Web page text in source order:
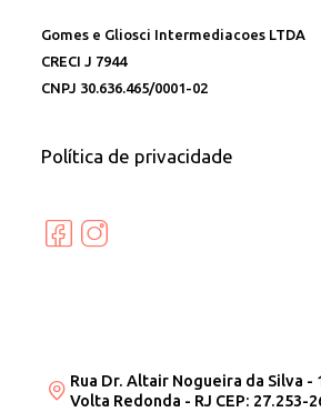
Gomes e Gliosci Intermediacoes LTDA
CRECI J 7944
CNPJ 30.636.465/0001-02
Política de privacidade
Rua Dr. Altair Nogueira da Silva -
Volta Redonda - RJ CEP: 27.253-